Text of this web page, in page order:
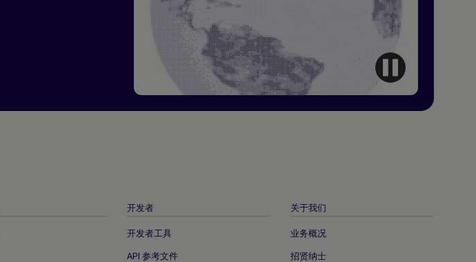
开发者
开发者工具
API 参考文件
关于我们
业务概况
招贤纳士